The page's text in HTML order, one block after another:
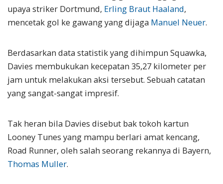
upaya striker Dortmund, Erling Braut Haaland,
mencetak gol ke gawang yang dijaga Manuel Neuer.
Berdasarkan data statistik yang dihimpun Squawka,
Davies membukukan kecepatan 35,27 kilometer per
jam untuk melakukan aksi tersebut. Sebuah catatan
yang sangat-sangat impresif.
Tak heran bila Davies disebut bak tokoh kartun
Looney Tunes yang mampu berlari amat kencang,
Road Runner, oleh salah seorang rekannya di Bayern,
Thomas Muller.